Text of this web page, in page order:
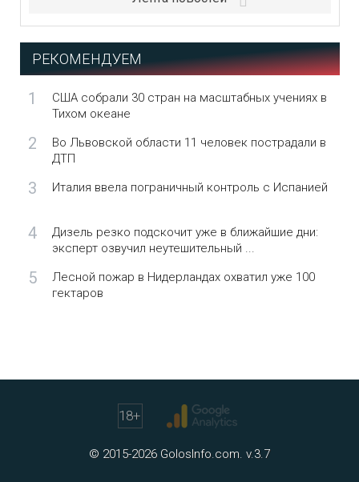
РЕКОМЕНДУЕМ
1
США собрали 30 стран на масштабных учениях в
Тихом океане
2
Во Львовской области 11 человек пострадали в
ДТП
3 Италия ввела пограничный контроль с Испанией
4
Дизель резко подскочит уже в ближайшие дни:
эксперт озвучил неутешительный ...
5
Лесной пожар в Нидерландах охватил уже 100
гектаров
18+
© 2015-2026 GolosInfo.com. v.3.7